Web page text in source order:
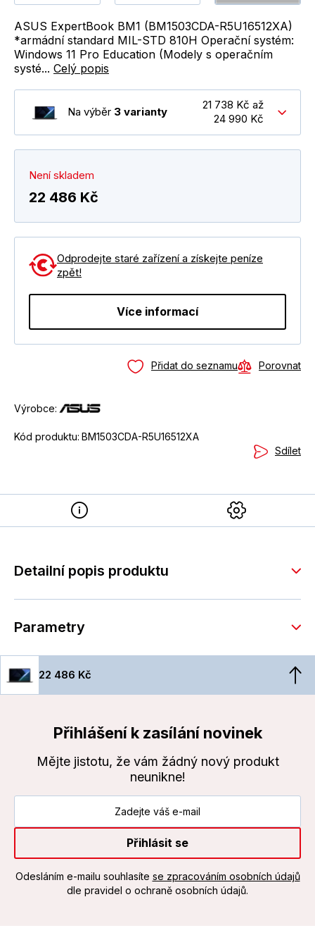
ASUS ExpertBook BM1 (BM1503CDA-R5U16512XA)
*armádní standard MIL-STD 810H Operační systém:
Windows 11 Pro Education (Modely s operačním
systé... Celý popis
Na výběr 3 varianty
21 738 Kč až
24 990 Kč
Není skladem
22 486 Kč
Odprodejte staré zařízení a získejte peníze
zpět!
Více informací
Přidat do seznamu Porovnat
Výrobce:
Kód produktu: BM1503CDA-R5U16512XA
Sdílet
Detailní popis produktu
Parametry
22 486 Kč
Přihlášení k zasílání novinek
Mějte jistotu, že vám žádný nový produkt
neunikne!
Přihlásit se
Odesláním e-mailu souhlasíte se zpracováním osobních údajů
dle pravidel o ochraně osobních údajů.